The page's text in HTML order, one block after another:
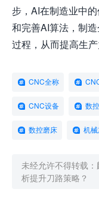
步，AI在制造业中
和完善AI算法，制
过程，从而提高生产
CNC全称
CNC设备 数
数控磨床 机
未经允许不得转载：
析提升刀路策略？